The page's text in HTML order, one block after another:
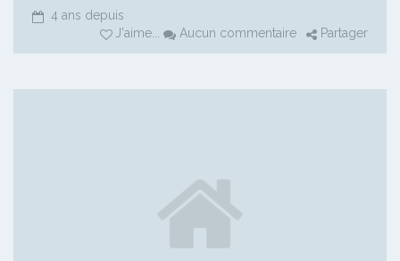
4 ans depuis
J'aime ... Aucun commentaire Partager